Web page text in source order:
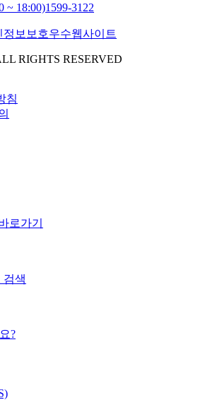
~ 18:00)1599-3122
RIGHTS RESERVED
침
로가기
검색
?